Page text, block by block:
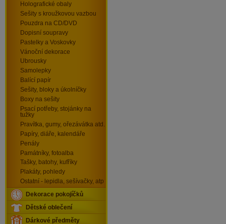
Holografické obaly
Sešity s kroužkovou vazbou
Pouzdra na CD/DVD
Dopisní soupravy
Pastelky a Voskovky
Vánoční dekorace
Ubrousky
Samolepky
Balící papír
Sešity, bloky a úkolníčky
Boxy na sešity
Psací potřeby, stojánky na
tužky
Pravítka, gumy, ořezávátka atd.
Papíry, diáře, kalendáře
Penály
Památníky, fotoalba
Tašky, batohy, kufříky
Plakáty, pohledy
Ostatní - lepidla, sešívačky, atp
Dekorace pokojíčků
Dětské oblečení
Dárkové předměty